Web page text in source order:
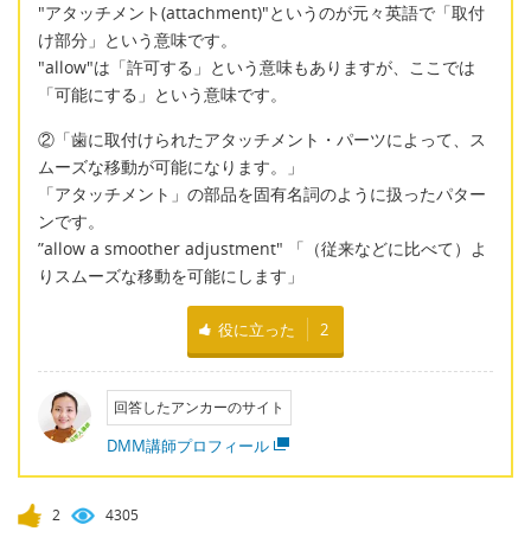
"アタッチメント(attachment)"というのが元々英語で「取付
け部分」という意味です。
"allow"は「許可する」という意味もありますが、ここでは
「可能にする」という意味です。
②「歯に取付けられたアタッチメント・パーツによって、ス
ムーズな移動が可能になります。」
「アタッチメント」の部品を固有名詞のように扱ったパター
ンです。
”allow a smoother adjustment" 「（従来などに比べて）よ
りスムーズな移動を可能にします」
役に立った 2
回答したアンカーのサイト
DMM講師プロフィール
2 4305